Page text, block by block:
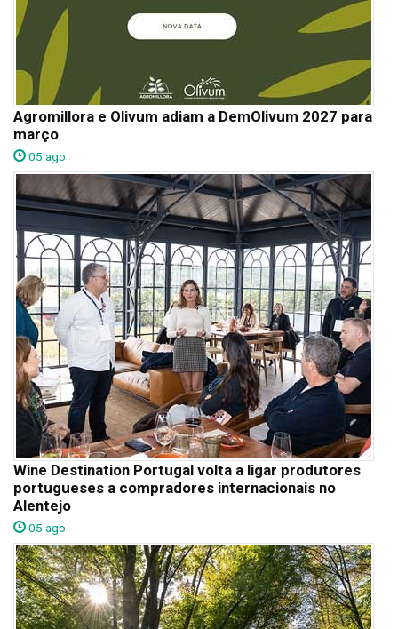
Agromillora e Olivum adiam a DemOlivum 2027 para
março
05 ago
Wine Destination Portugal volta a ligar produtores
portugueses a compradores internacionais no
Alentejo
05 ago